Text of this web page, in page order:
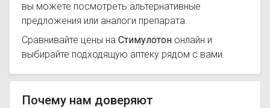
вы можете посмотреть альтернативные
предложения или аналоги препарата.
Сравнивайте цены на Стимулотон онлайн и
выбирайте подходящую аптеку рядом с вами.
Почему нам доверяют